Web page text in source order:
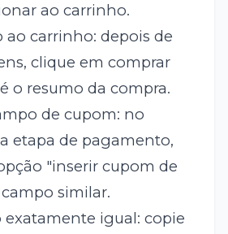
ao carrinho.
carrinho: depois de
clique em comprar
o resumo da compra.
de cupom: no
etapa de pagamento,
"inserir cupom de
similar.
exatamente igual: copie